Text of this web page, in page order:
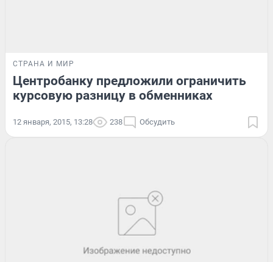
СТРАНА И МИР
Центробанку предложили ограничить
курсовую разницу в обменниках
12 января, 2015, 13:28 238 Обсудить